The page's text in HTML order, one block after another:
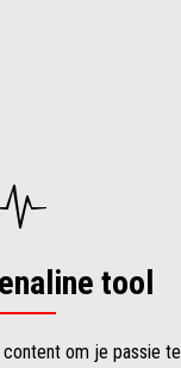
tool
om je passie te